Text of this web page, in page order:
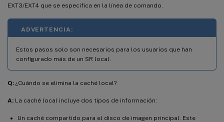
EXT3/EXT4 que se especifica en la línea de comando.
ADVERTENCIA:
Estos pasos solo son necesarios para los usuarios que han
configurado más de un SR local.
Q: ¿Cuándo se elimina la caché local?
A: La caché local incluye dos tipos de información:
Un caché compartido para el disco de imagen principal. Este